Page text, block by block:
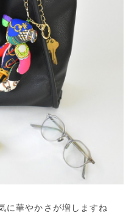
に華やかさが増しますね